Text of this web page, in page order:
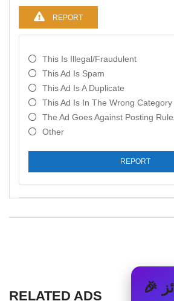
REPORT
This Is Illegal/fraudulent
This Ad Is Spam
This Ad Is A Duplicate
This Ad Is In The Wrong Category
The Ad Goes Against Posting
Other
REPORT
RELATED ADS